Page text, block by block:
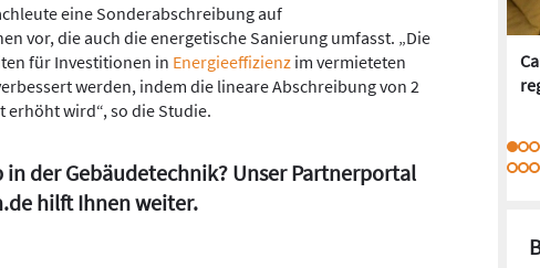
eine Sonderabschreibung auf
vor, die auch die energetische Sanierung umfasst. „Die
für Investitionen in Energieeffizienz im vermieteten
werden, indem die lineare Abschreibung von 2
erhöht wird“, so die Studie.
in der Gebäudetechnik? Unser Partnerportal
hilft Ihnen weiter.